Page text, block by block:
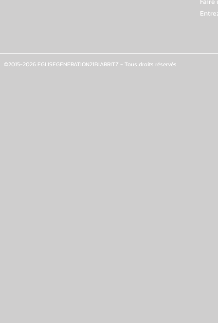
©2015-2026 EGLISEGENERATION21BIARRITZ - Tous droits réservés